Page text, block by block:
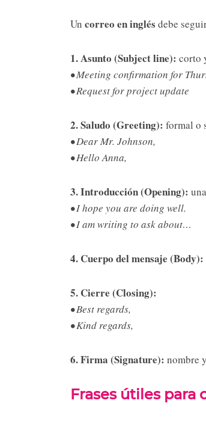
Un correo en inglés debe
1. Asunto (Subject line): corto
• Meeting confirmation for
• Request for project update
2. Saludo (Greeting): formal o
• Dear Mr. Johnson,
• Hello Anna,
3. Introducción (Opening):
• I hope you are doing well.
• I am writing to ask about…
4. Cuerpo del mensaje (Body):
5. Cierre (Closing):
• Best regards,
• Kind regards,
6. Firma (Signature): nombre
Frases útiles para